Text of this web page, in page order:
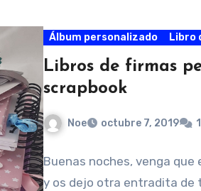
Álbum personalizado Libro
Libros de firmas
scrapbook
Noe octubre 7, 2019
Buenas noches, venga
y os dejo otra entradita de